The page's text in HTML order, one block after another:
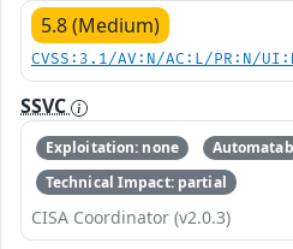
5.8 (Medium)
CVSS:3.1/AV:N/AC:L/PR:N/
SSVC
Exploitation: none
Technical Impact: partial
CISA Coordinator (v2.0.3)